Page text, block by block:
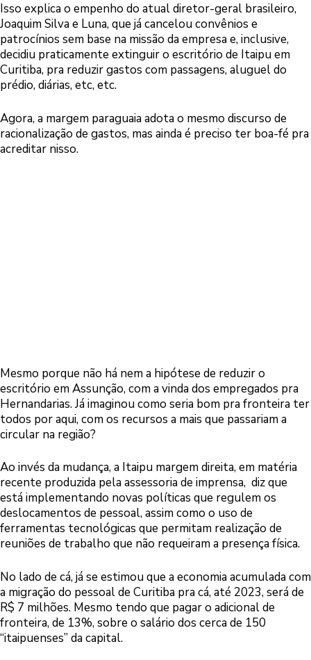
Isso explica o empenho do atual diretor-geral brasileiro,
Joaquim Silva e Luna, que já cancelou convênios e
patrocínios sem base na missão da empresa e, inclusive,
decidiu praticamente extinguir o escritório de Itaipu em
Curitiba, pra reduzir gastos com passagens, aluguel do
prédio, diárias, etc, etc.
Agora, a margem paraguaia adota o mesmo discurso de
racionalização de gastos, mas ainda é preciso ter boa-fé pra
acreditar nisso.
Mesmo porque não há nem a hipótese de reduzir o
escritório em Assunção, com a vinda dos empregados pra
Hernandarias. Já imaginou como seria bom pra fronteira ter
todos por aqui, com os recursos a mais que passariam a
circular na região?
Ao invés da mudança, a Itaipu margem direita, em matéria
recente produzida pela assessoria de imprensa, diz que
está implementando novas políticas que regulem os
deslocamentos de pessoal, assim como o uso de
ferramentas tecnológicas que permitam realização de
reuniões de trabalho que não requeiram a presença física.
No lado de cá, já se estimou que a economia acumulada com
a migração do pessoal de Curitiba pra cá, até 2023, será de
R$ 7 milhões. Mesmo tendo que pagar o adicional de
fronteira, de 13%, sobre o salário dos cerca de 150
“itaipuenses” da capital.